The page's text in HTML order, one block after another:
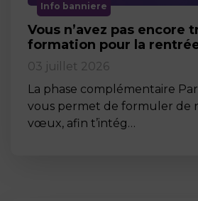
Info banniere
Vous n’avez pas encore
formation pour la
03 juillet 2026
La phase complémentaire
vous permet de formuler de
vœux, afin t’intég…